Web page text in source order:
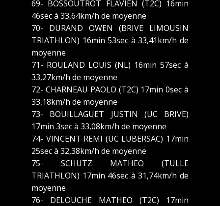
69- BOSSOUTROT FLAVIEN (T2C) 16min
46sec à 33,64km/h de moyenne
70- DURAND OWEN (BRIVE LIMOUSIN
TRIATHLON) 16min 53sec à 33,41km/h de
moyenne
71- ROULAND LOUIS (NL) 16min 57sec à
33,27km/h de moyenne
72- CHARNEAU PAOLO (T2C) 17min 0sec à
33,18km/h de moyenne
73- BOUILLAGUET JUSTIN (UC BRIVE)
17min 3sec à 33,08km/h de moyenne
74- VINCENT REMI (UC LUBERSAC) 17min
25sec à 32,38km/h de moyenne
75- SCHUTZ MATHEO (TULLE
TRIATHLON) 17min 46sec à 31,74km/h de
moyenne
76- DELOUCHE MATHEO (T2C) 17min